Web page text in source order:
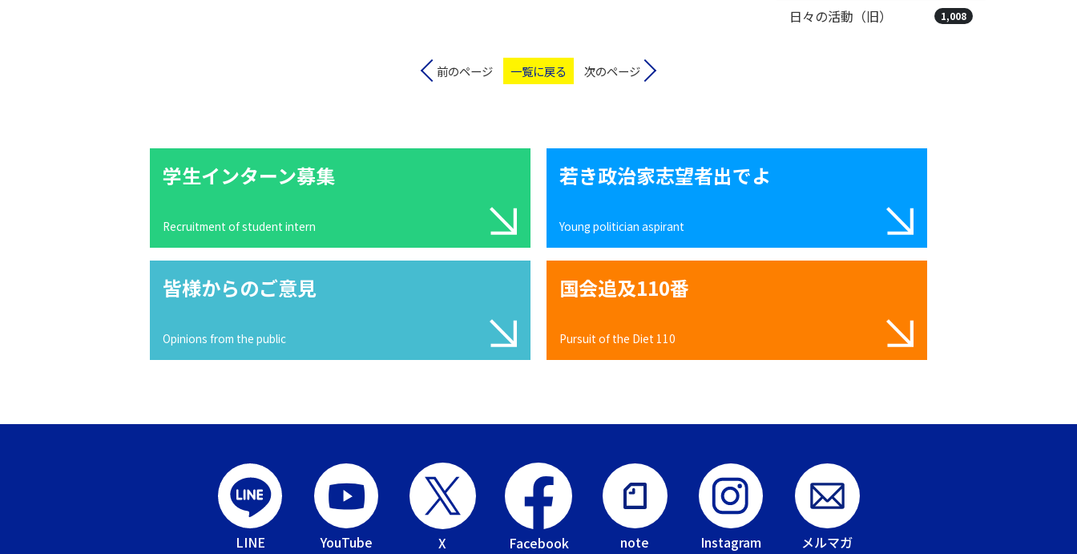
日々の活動（旧） 1,008
前のページ 一覧に戻る 次のページ
学生インターン募集
Recruitment of student intern
若き政治家志望者出でよ
Young politician aspirant
皆様からのご意見
Opinions from the public
国会追及110番
Pursuit of the Diet 110
LINE YouTube X Facebook note Instagram メルマガ